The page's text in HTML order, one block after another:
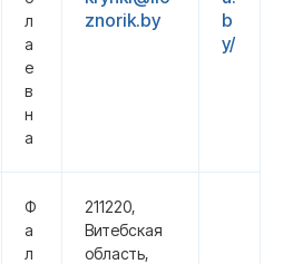
л
а
е
в
н
а
znorik.by
b
y/
Ф
а
л
211220,
Витебская
область,